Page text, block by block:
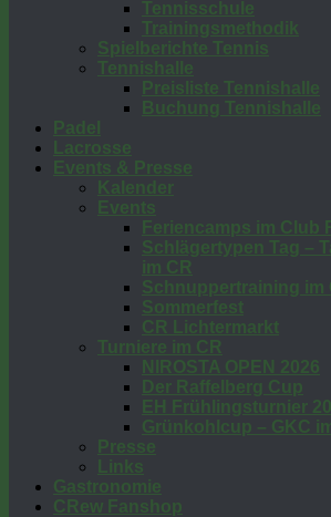
Tennisschule
Trainingsmethodik
Spielberichte Tennis
Tennishalle
Preisliste Tennishalle
Buchung Tennishalle
Padel
Lacrosse
Events & Presse
Kalender
Events
Feriencamps im Club
Schlägertypen Tag –
im CR
Schnuppertraining im
Sommerfest
CR Lichtermarkt
Turniere im CR
NIROSTA OPEN 2026
Der Raffelberg Cup
EH Frühlingsturnier
Grünkohlcup – GKC
Presse
Links
Gastronomie
CRew Fanshop